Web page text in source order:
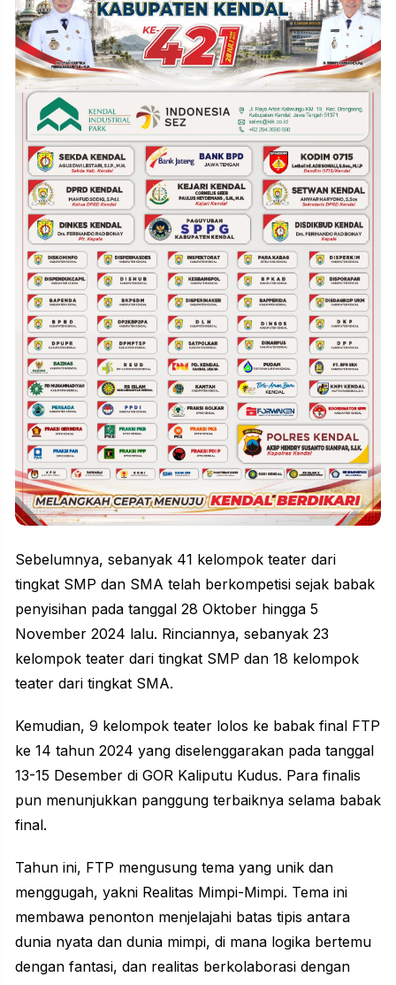
Sebelumnya, sebanyak 41 kelompok teater dari
tingkat SMP dan SMA telah berkompetisi sejak babak
penyisihan pada tanggal 28 Oktober hingga 5
November 2024 lalu. Rinciannya, sebanyak 23
kelompok teater dari tingkat SMP dan 18 kelompok
teater dari tingkat SMA.
Kemudian, 9 kelompok teater lolos ke babak final FTP
ke 14 tahun 2024 yang diselenggarakan pada tanggal
13-15 Desember di GOR Kaliputu Kudus. Para finalis
pun menunjukkan panggung terbaiknya selama babak
final.
Tahun ini, FTP mengusung tema yang unik dan
menggugah, yakni Realitas Mimpi-Mimpi. Tema ini
membawa penonton menjelajahi batas tipis antara
dunia nyata dan dunia mimpi, di mana logika bertemu
dengan fantasi, dan realitas berkolaborasi dengan